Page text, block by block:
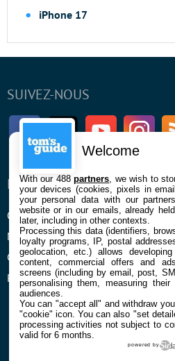
iPhone 17
SUIVEZ-NOUS
FacebookTwitter Youtube
ENTREPRISE
Qui sommes nous
Mentions légales et CGU
Confidentialité et Cookies
Préférences cookies
À
La
Welcome
With our 488partners , we wish to
your devices (cookies, pixels in
your personal data with our
website or in our emails, already
later, including in other contexts.
Processing this data (identifiers,
loyalty programs, IP, postal
geolocation, etc.) allows
content, commercial offers and
screens (including by email, post,
personalising them, measuring
audiences.
You can "accept all" and withdraw
"cookie" icon. You can also "set
processing activities not subject to
valid for 6 months.
powered by